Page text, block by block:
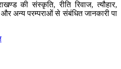
की संस्कृति, रीति रिवाज, त्यौहार,
और अन्य परम्पराओं से संबंधित जानकारी पा